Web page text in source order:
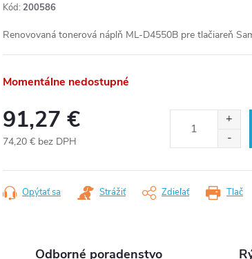
Kód: 200586
Renovovaná tonerová náplň ML-D4550B pre tlačiareň
Momentálne nedostupné
91,27 €
74,20 € bez DPH
cena:
Tlač
Opýtať sa Strážiť Zdieľať
Odborné poradenstvo